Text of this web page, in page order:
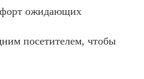
ожидающих
посетителем, чтобы